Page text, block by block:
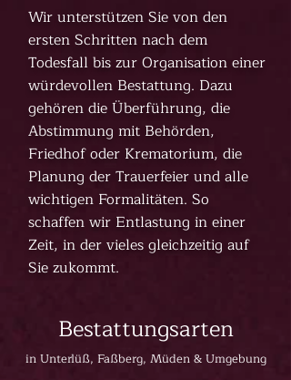
Wir unterstützen Sie von den
ersten Schritten nach dem
Todesfall bis zur Organisation einer
würdevollen Bestattung. Dazu
gehören die Überführung, die
Abstimmung mit Behörden,
Friedhof oder Krematorium, die
Planung der Trauerfeier und alle
wichtigen Formalitäten. So
schaffen wir Entlastung in einer
Zeit, in der vieles gleichzeitig auf
Sie zukommt.
Bestattungsarten
in Unterlüß, Faßberg, Müden & Umgebung